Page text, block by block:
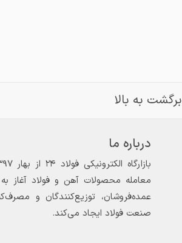
برگشت به بالا
درباره ما
معامله محصولات آهن و فولاد آغاز به
عمده‌فروشان، توزیع‌کنندگان و
صنعت فولاد ایجاد می‌کند.